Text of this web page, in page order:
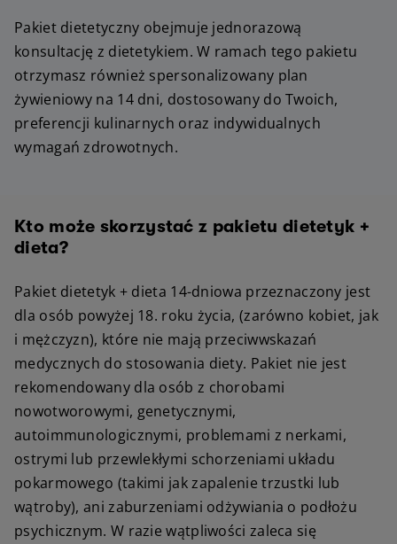
Pakiet dietetyczny obejmuje jednorazową
konsultację z dietetykiem. W ramach tego pakietu
otrzymasz również spersonalizowany plan
żywieniowy na 14 dni, dostosowany do Twoich,
preferencji kulinarnych oraz indywidualnych
wymagań zdrowotnych.
Kto może skorzystać z pakietu dietetyk +
dieta?
Pakiet dietetyk + dieta 14-dniowa przeznaczony jest
dla osób powyżej 18. roku życia, (zarówno kobiet, jak
i mężczyzn), które nie mają przeciwwskazań
medycznych do stosowania diety. Pakiet nie jest
rekomendowany dla osób z chorobami
nowotworowymi, genetycznymi,
autoimmunologicznymi, problemami z nerkami,
ostrymi lub przewlekłymi schorzeniami układu
pokarmowego (takimi jak zapalenie trzustki lub
wątroby), ani zaburzeniami odżywiania o podłożu
psychicznym. W razie wątpliwości zaleca się